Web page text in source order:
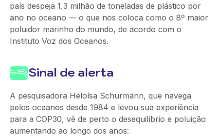
país despeja 1,3 milhão de toneladas de plástico por
ano no oceano — o que nos coloca como o 8º maior
poluidor marinho do mundo, de acordo com o
Instituto Voz dos Oceanos.
Sinal de alerta
A pesquisadora Heloísa Schurmann, que navega
pelos oceanos desde 1984 e levou sua experiência
para a COP30, vê de perto o desequilíbrio e poluição
aumentando ao longo dos anos: